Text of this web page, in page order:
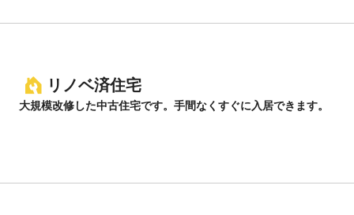
リノベ済住宅
大規模改修した中古住宅です。手間なくすぐに入居できます。